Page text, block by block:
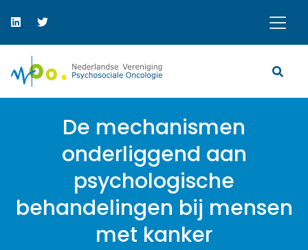
De mechanismen
onderliggend aan
psychologische
behandelingen bij mensen
met kanker